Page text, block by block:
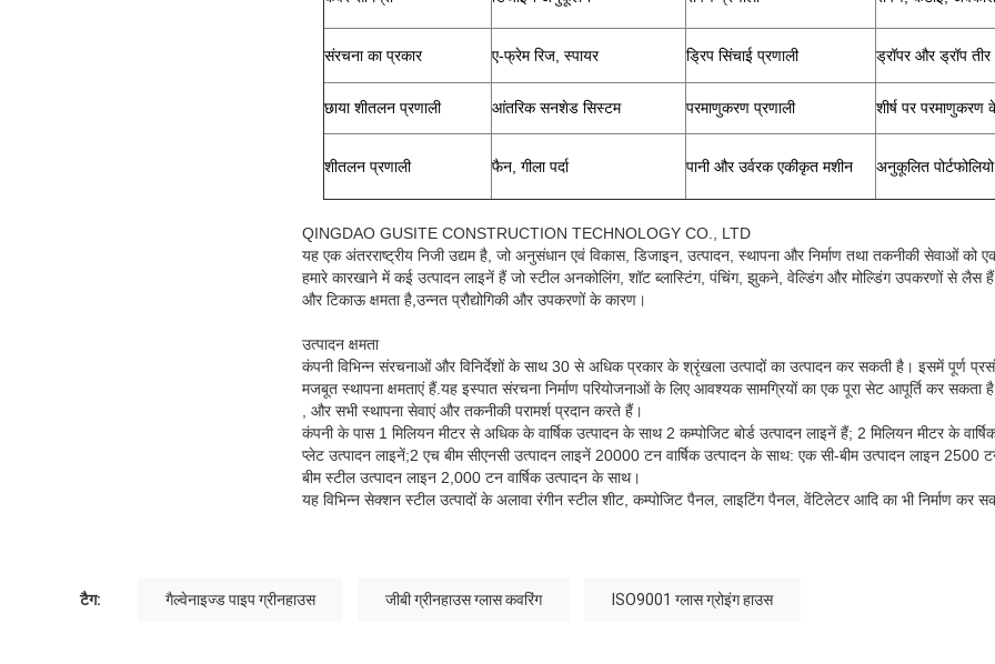
संरचना का प्रकार ए-फ्रेम रिज, स्पायर ड्रिप सिंचाई प्रणाली ड्रॉपर और ड्रॉप तीर
छाया शीतलन प्रणाली आंतरिक सनशेड सिस्टम परमाणुकरण प्रणाली शीर्ष पर परमाणुकरण
शीतलन प्रणाली फैन, गीला पर्दा पानी और उर्वरक एकीकृत मशीन अनुकूलित पोर्टफोलियो
QINGDAO GUSITE CONSTRUCTION TECHNOLOGY CO., LTD
यह एक अंतरराष्ट्रीय निजी उद्यम है, जो अनुसंधान एवं विकास, डिजाइन, उत्पादन, स्थापना और निर्माण तथा तकनीकी सेवाओं को
हमारे कारखाने में कई उत्पादन लाइनें हैं जो स्टील अनकोलिंग, शॉट ब्लास्टिंग, पंचिंग, झुकने, वेल्डिंग और मोल्डिंग उपकरणों से लैस
और टिकाऊ क्षमता है,उन्नत प्रौद्योगिकी और उपकरणों के कारण।
उत्पादन क्षमता
कंपनी विभिन्न संरचनाओं और विनिर्देशों के साथ 30 से अधिक प्रकार के श्रृंखला उत्पादों का उत्पादन कर सकती है। इसमें पूर्ण
मजबूत स्थापना क्षमताएं हैं.यह इस्पात संरचना निर्माण परियोजनाओं के लिए आवश्यक सामग्रियों का एक पूरा सेट आपूर्ति कर सकता है
, और सभी स्थापना सेवाएं और तकनीकी परामर्श प्रदान करते हैं।
कंपनी के पास 1 मिलियन मीटर से अधिक के वार्षिक उत्पादन के साथ 2 कम्पोजिट बोर्ड उत्पादन लाइनें हैं; 2 मिलियन मीटर के
प्लेट उत्पादन लाइनें;2 एच बीम सीएनसी उत्पादन लाइनें 20000 टन वार्षिक उत्पादन के साथ: एक सी-बीम उत्पादन लाइन 2500
बीम स्टील उत्पादन लाइन 2,000 टन वार्षिक उत्पादन के साथ।
यह विभिन्न सेक्शन स्टील उत्पादों के अलावा रंगीन स्टील शीट, कम्पोजिट पैनल, लाइटिंग पैनल, वेंटिलेटर आदि का भी निर्माण कर
टैग: गैल्वेनाइज्ड पाइप ग्रीनहाउस जीबी ग्रीनहाउस ग्लास कवरिंग ISO9001 ग्लास ग्रोइंग हाउस